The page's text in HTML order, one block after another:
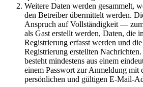
Weitere Daten werden gesammelt,
den Betreiber übermittelt werden.
Anspruch auf Vollständigkeit —
als Gast erstellt werden, Daten, die
Registrierung erfasst werden und
Registrierung erstellten
besteht mindestens aus einem
einem Passwort zur Anmeldung mit
persönlichen und gültigen E-Mail-